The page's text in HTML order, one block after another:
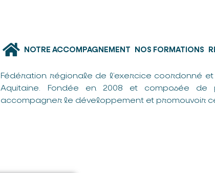
NOTRE ACCOMPAGNEMENT NOS FORMATIONS
Fédération régionale de l’exercice coordonné
Aquitaine. Fondée en 2008 et composée
accompagner le développement et promouvoir ce